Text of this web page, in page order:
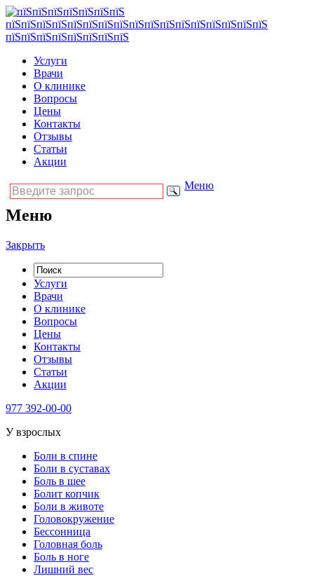
Услуги
Врачи
О клинике
Вопросы
Цены
Контакты
Отзывы
Статьи
Акции
Меню
Меню
Закрыть
Услуги
Врачи
О клинике
Вопросы
Цены
Контакты
Отзывы
Статьи
Акции
977 392-00-00
У взрослых
Боли в спине
Боли в суставах
Боль в шее
Болит копчик
Боли в животе
Головокружение
Бессонница
Головная боль
Боль в ноге
Лишний вес